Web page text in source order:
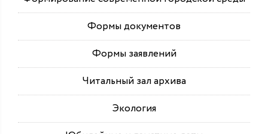
Формы документов
Формы заявлений
Читальный зал архива
Экология